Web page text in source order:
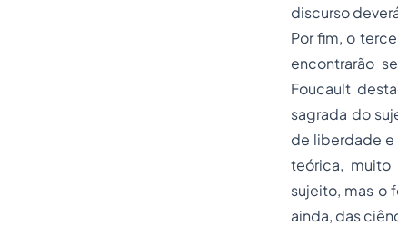
discurso
Por fim, o
encontrarão
Foucault
sagrada do
de liberdade e
teórica, muito
sujeito, mas o
ainda, das